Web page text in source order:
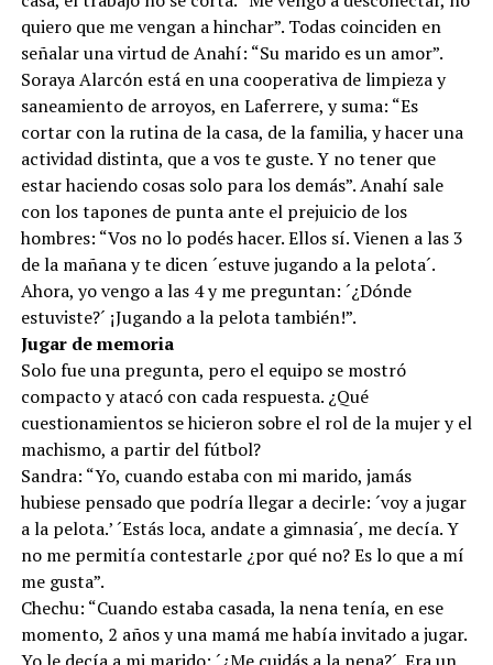
quiero que me vengan a hinchar”. Todas coinciden en
señalar una virtud de Anahí: “Su marido es un amor”.
Soraya Alarcón está en una cooperativa de limpieza y
saneamiento de arroyos, en Laferrere, y suma: “Es
cortar con la rutina de la casa, de la familia, y hacer una
actividad distinta, que a vos te guste. Y no tener que
estar haciendo cosas solo para los demás”. Anahí sale
con los tapones de punta ante el prejuicio de los
hombres: “Vos no lo podés hacer. Ellos sí. Vienen a las 3
de la mañana y te dicen ´estuve jugando a la pelota´.
Ahora, yo vengo a las 4 y me preguntan: ´¿Dónde
estuviste?´ ¡Jugando a la pelota también!”.
Jugar de memoria
Solo fue una pregunta, pero el equipo se mostró
compacto y atacó con cada respuesta. ¿Qué
cuestionamientos se hicieron sobre el rol de la mujer y el
machismo, a partir del fútbol?
Sandra: “Yo, cuando estaba con mi marido, jamás
hubiese pensado que podría llegar a decirle: ´voy a jugar
a la pelota.’ ´Estás loca, andate a gimnasia´, me decía. Y
no me permitía contestarle ¿por qué no? Es lo que a mí
me gusta”.
Chechu: “Cuando estaba casada, la nena tenía, en ese
momento, 2 años y una mamá me había invitado a jugar.